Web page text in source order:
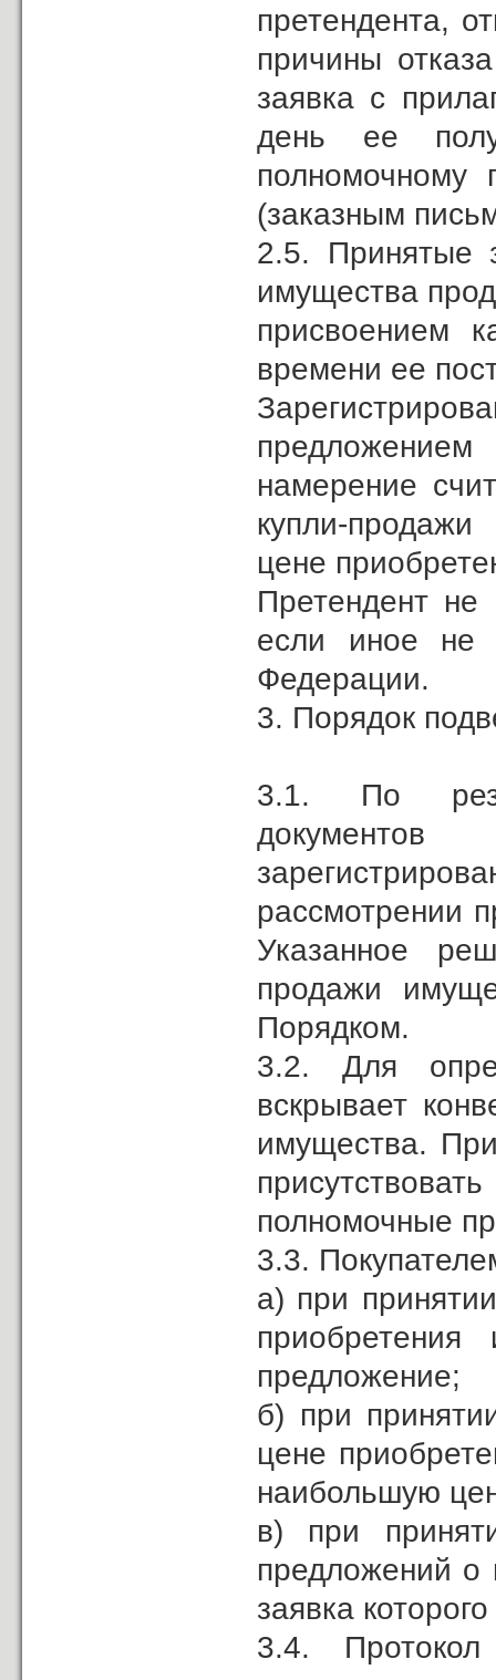
претендента,
причины
заявка с
день ее
полномочному
(заказным
2.5. Принятые
имущества
присвоением
времени ее
намерение
купли-
цене
Претендент не
если иное не
Федерации.
3. Порядок
3.1. По
рассмотрении
Указанное
продажи
Порядком.
3.2. Для
вскрывает
имущества.
полномочные
3.3.
а) при
предложение;
б) при
цене
наибольшую
в) при
предложений о
заявка
3.4.